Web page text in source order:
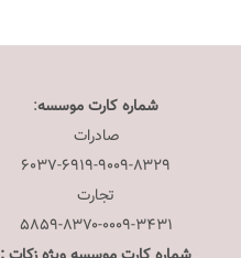
شماره کارت موسسه:
صادرات
۶۰۳۷-۶۹۱۹-۹۰۰۹-۸۳۲۹
تجارت
۵۸۵۹-۸۳۷۰-۰۰۰۹-۳۴۳۱